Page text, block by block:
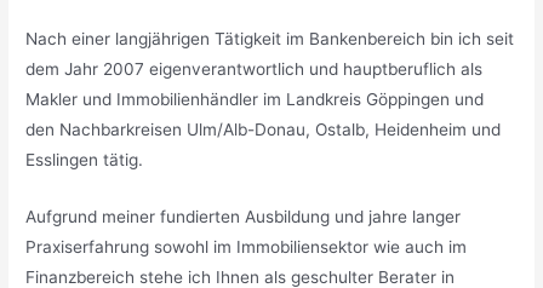
Nach einer langjährigen Tätigkeit im Bankenbereich bin ich seit
dem Jahr 2007 eigenverantwortlich und hauptberuflich als
Makler und Immobilienhändler im Landkreis Göppingen und
den Nachbarkreisen Ulm/Alb-Donau, Ostalb, Heidenheim und
Esslingen tätig.
Aufgrund meiner fundierten Ausbildung und jahre langer
Praxiserfahrung sowohl im Immobiliensektor wie auch im
Finanzbereich stehe ich Ihnen als geschulter Berater in